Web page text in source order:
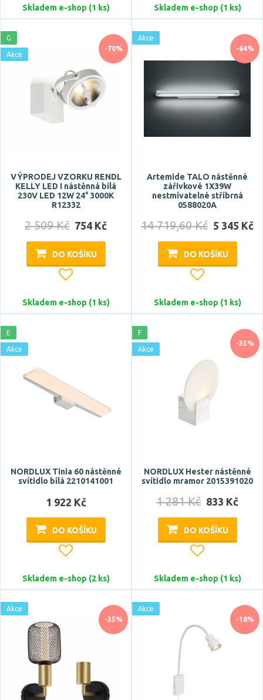
Zdroj světla součástí
ne
Barva
antracit
bílá
Zobrazit více
Materiál
akryl
beton
dřevo
Zobrazit více
Funkce
bluetooth
Casambi
Zobrazit více
design
hotel, restaurace
klasický
Zobrazit více
Tvar / motiv
koule
Skladem e-shop (1 ks) Skladem e-shop (1 ks)
-70%
G
Akce
VÝPRODEJ VZORKU RENDL
KELLY LED I nástěnná bílá
230V LED 12W 24° 3000K
R12332
2 509 Kč 754 Kč
DO KOŠÍKU
Skladem e-shop (1 ks)
-64%
Akce
Artemide TALO nástěnné
zářivkové 1X39W
nestmívatelné stříbrná
0588020A
14 719,60 Kč 5 345 Kč
DO KOŠÍKU
Skladem e-shop (1 ks)
E
Akce
NORDLUX Tinia 60 nástěnné
svítidlo bílá 2210141001
1 922 Kč
DO KOŠÍKU
Skladem e-shop (2 ks)
-35%
F
Akce
NORDLUX Hester nástěnné
svítidlo mramor 2015391020
1 281 Kč 833 Kč
DO KOŠÍKU
Skladem e-shop (1 ks)
-35%
Akce
-18%
Akce